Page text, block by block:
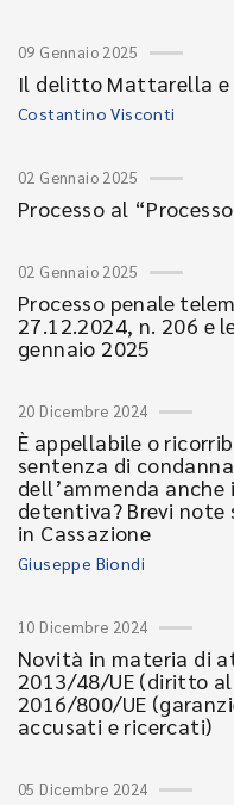
09 Gennaio 2025
Il delitto Mattarella e
Costantino Visconti
02 Gennaio 2025
Processo al
02 Gennaio 2025
Processo penale
27.12.2024, n. 206 e
gennaio 2025
20 Dicembre 2024
È appellabile o
sentenza di
dell’ammenda
detentiva? Brevi
in Cassazione
Giuseppe Biondi
10 Dicembre 2024
Novità in materia di
2013/48/UE (diritto
2016/800/UE
accusati e ricercati)
05 Dicembre 2024